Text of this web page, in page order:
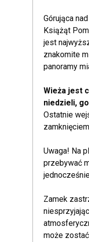
Górująca
Książąt
jest
znakomite
panoramy
Wieża jest
niedzieli,
Ostatnie
Uwaga! Na
przebywać
Zamek
może